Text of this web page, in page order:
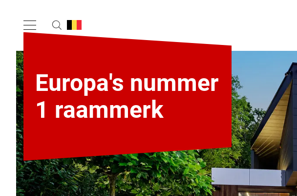
Europa's nummer
1 raammerk